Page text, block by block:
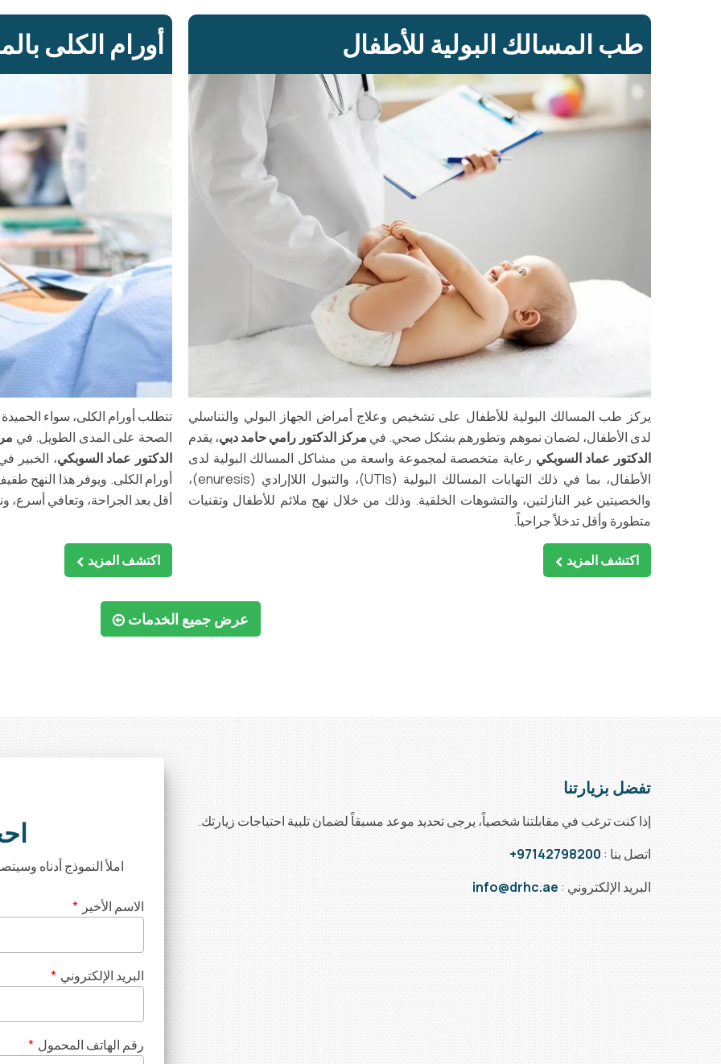
طب المسالك البولية للأطفال
يركز طب المسالك البولية للأطفال على تشخيص وعلاج أمراض الجهاز البولي والتناسلي
لدى الأطفال، لضمان نموهم وتطورهم بشكل صحي. في مركز الدكتور رامي حامد دبي، يقدم
الدكتور عماد السوبكي رعاية متخصصة لمجموعة واسعة من مشاكل المسالك البولية لدى
الأطفال، بما في ذلك التهابات المسالك البولية (UTIs)، والتبول اللاإرادي (enuresis)،
والخصيتين غير النازلتين، والتشوهات الخلقية. وذلك من خلال نهج ملائم للأطفال وتقنيات
متطورة وأقل تدخلاً جراحياً.
اكتشف المزيد
أورام الكلى
تتطلب أورام الكلى، سواء
الصحة على المدى الطويل. في
الدكتور عماد السوبكي، الخبير
أورام الكلى. ويوفر هذا النهج
أقل بعد الجراحة، وتعافي أسرع،
اكتشف المزيد
عرض جميع الخدمات
تفضل بزيارتنا
إذا كنت ترغب في مقابلتنا شخصياً، يرجى تحديد موعد مسبقاً لضمان تلبية احتياجات زيارتك.
اتصل بنا : 97142798200+
البريد الإلكتروني : info@drhc.ae
املأ النموذج أدناه
الاسم الأخير *
البريد الإلكتروني *
رقم الهاتف المحمول *